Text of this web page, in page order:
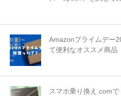
Amazonプライムデー
て便利なオススメ商品
スマホ乗り換え.com